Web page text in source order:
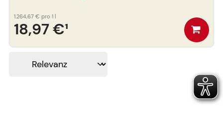
18,97 €¹
1.264,67 € pro 1 l